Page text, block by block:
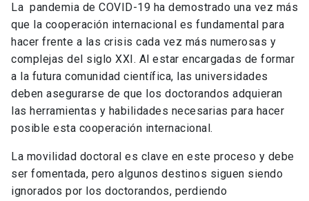
La pandemia de COVID-19 ha demostrado una vez más
que la cooperación internacional es fundamental para
hacer frente a las crisis cada vez más numerosas y
complejas del siglo XXI. Al estar encargadas de formar
a la futura comunidad científica, las universidades
deben asegurarse de que los doctorandos adquieran
las herramientas y habilidades necesarias para hacer
posible esta cooperación internacional.
La movilidad doctoral es clave en este proceso y debe
ser fomentada, pero algunos destinos siguen siendo
ignorados por los doctorandos, perdiendo